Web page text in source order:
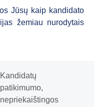
Jūsų kaip kandidato
žemiau nurodytais
Kandidatų
patikimumo,
nepriekaištingos